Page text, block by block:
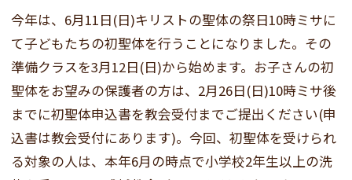
今年は、6月11日(日)キリストの聖体の祭日10時ミサに
て子どもたちの初聖体を行うことになりました。その
準備クラスを3月12日(日)から始めます。お子さんの初
聖体をお望みの保護者の方は、2月26日(日)10時ミサ後
までに初聖体申込書を教会受付までご提出ください(申
込書は教会受付にあります)。今回、初聖体を受けられ
る対象の人は、本年6月の時点で小学校2年生以上の洗